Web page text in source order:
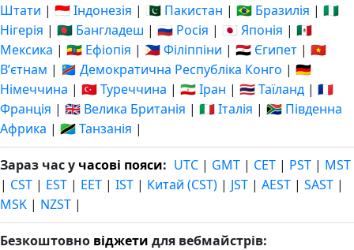
Штати | 🇮🇩 Індонезія | 🇵🇰 Пакистан | 🇧🇷 Бразилія | 🇳🇬
Нігерія | 🇧🇩 Бангладеш | 🇷🇺 Росія | 🇯🇵 Японія | 🇲🇽
Мексика | 🇪🇹 Ефіопія | 🇵🇭 Філіппіни | 🇪🇬 Єгипет | 🇻🇳
Вʼєтнам | 🇨🇩 Демократична Республіка Конго | 🇩🇪
Німеччина | 🇹🇷 Туреччина | 🇮🇷 Іран | 🇹🇭 Таїланд | 🇫🇷
Франція | 🇬🇧 Велика Британія | 🇮🇹 Італія | 🇿🇦 Південна
Африка | 🇹🇿 Танзанія |
Зараз час у часові пояси: UTC | GMT | CET | PST | MST
| CST | EST | EET | IST | Китай (CST) | JST | AEST | SAST |
MSK | NZST |
Безкоштовно віджети для вебмайстрів: